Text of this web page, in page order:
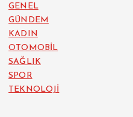
GENEL
GÜNDEM
KADIN
OTOMOBİL
SAĞLIK
SPOR
TEKNOLOJİ